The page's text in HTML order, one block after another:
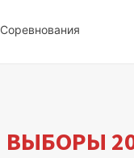
Соревнования
ВЫБОРЫ